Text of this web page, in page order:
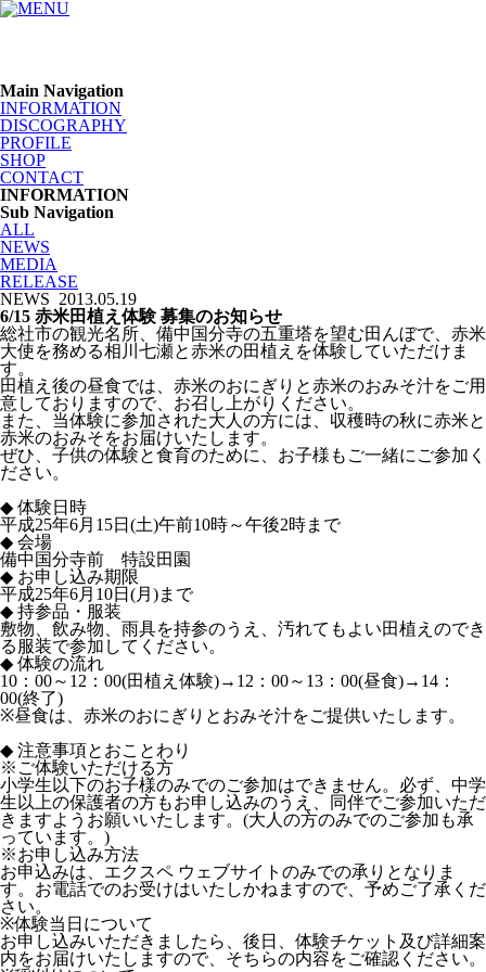
Main Navigation
INFORMATION
DISCOGRAPHY
PROFILE
SHOP
CONTACT
INFORMATION
Sub Navigation
ALL
NEWS
MEDIA
RELEASE
NEWS 2013.05.19
6/15 赤米田植え体験 募集のお知らせ
総社市の観光名所、備中国分寺の五重塔を望む田んぼで、赤米
大使を務める相川七瀬と赤米の田植えを体験していただけま
す。
田植え後の昼食では、赤米のおにぎりと赤米のおみそ汁をご用
意しておりますので、お召し上がりください。
また、当体験に参加された大人の方には、収穫時の秋に赤米と
赤米のおみそをお届けいたします。
ぜひ、子供の体験と食育のために、お子様もご一緒にご参加く
ださい。
◆ 体験日時
平成25年6月15日(土)午前10時～午後2時まで
◆ 会場
備中国分寺前 特設田園
◆ お申し込み期限
平成25年6月10日(月)まで
◆ 持参品・服装
敷物、飲み物、雨具を持参のうえ、汚れてもよい田植えのでき
る服装で参加してください。
◆ 体験の流れ
10：00～12：00(田植え体験)→12：00～13：00(昼食)→14：
00(終了)
※昼食は、赤米のおにぎりとおみそ汁をご提供いたします。
◆ 注意事項とおことわり
※ご体験いただける方
小学生以下のお子様のみでのご参加はできません。必ず、中学
生以上の保護者の方もお申し込みのうえ、同伴でご参加いただ
きますようお願いいたします。(大人の方のみでのご参加も承
っています。)
※お申し込み方法
お申込みは、エクスペ ウェブサイトのみでの承りとなりま
す。お電話でのお受けはいたしかねますので、予めご了承くだ
さい。
※体験当日について
お申し込みいただきましたら、後日、体験チケット及び詳細案
内をお届けいたしますので、そちらの内容をご確認ください。